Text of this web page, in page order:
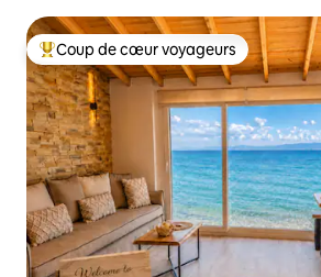
Coups de cœur voyageurs les plus
Coup de cœur voyageurs